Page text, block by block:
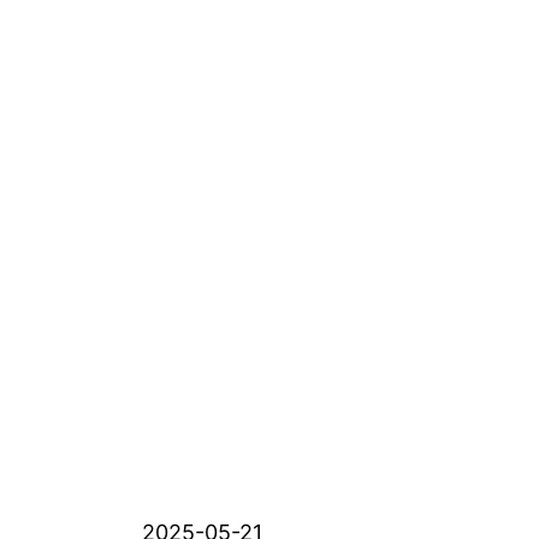
2025-05-21